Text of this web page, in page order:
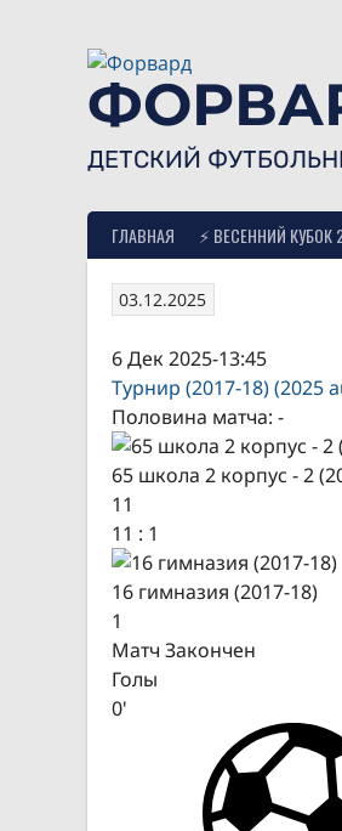
ДЕТСКИЙ
ГЛАВНАЯ ⚡ ВЕСЕННИЙ КУБОК
03.12.2025
6 Дек 2025-13:45
Турнир (2017-18) (2025
Половина матча: -
65 школа 2 корпус - 2
11
11 : 1
16 гимназия (2017-18)
1
Матч Закончен
Голы
0'